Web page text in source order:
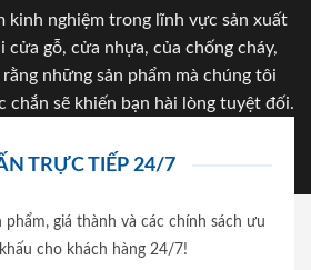
kinh nghiệm trong lĩnh vực sản xuất
cửa gỗ, cửa nhựa, của chống cháy,
những sản phẩm mà chúng tôi
chắn sẽ khiến bạn hài lòng tuyệt đối.
TRỰC TIẾP 24/7
giá thành và các chính sách ưu
cho khách hàng 24/7!